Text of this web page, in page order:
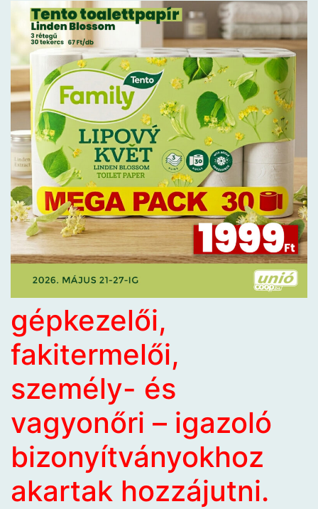
gépkezelői,
fakitermelői,
személy- és
vagyonőri – igazoló
bizonyítványokhoz
akartak hozzájutni.